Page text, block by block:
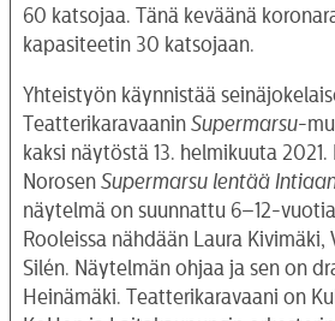
60 katsojaa. Tänä keväänä
kapasiteetin 30 katsojaan.
Yhteistyön käynnistää
Teatterikaravaanin Supermarsu-
kaksi näytöstä 13. helmikuuta 2021.
Norosen Supermarsu lentää
näytelmä on suunnattu 6–12-
Rooleissa nähdään Laura Kivimäki,
Silén. Näytelmän ohjaa ja sen on
Heinämäki. Teatterikaravaani on